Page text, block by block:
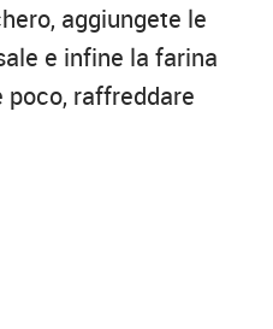
aggiungete le
e infine la farina
raffreddare